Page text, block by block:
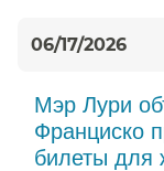
06/17/2026
Мэр Лури
Франциско
билеты для